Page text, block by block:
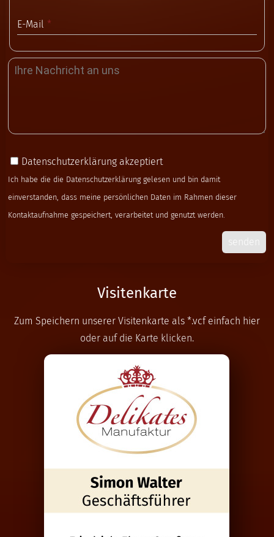
E-Mail
Datenschutzerklärung akzeptiert
Ich habe die die Datenschutzerklärunggelesen und bin damit
einverstanden, dass meine persönlichen Daten im Rahmen dieser
Kontaktaufnahme gespeichert, verarbeitet und genutzt werden.
senden
Visitenkarte
Zum Speichern unserer Visitenkarte als *.vcf einfach hier
oder auf die Karte klicken.